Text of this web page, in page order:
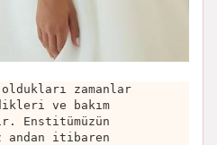
zamanlar
ve bakım
Enstitümüzün
andan itibaren